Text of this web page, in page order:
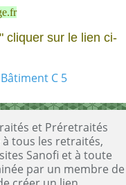
cliquer sur le lien ci-
C 5
et Préretraités
tous les retraités,
Sanofi et à toute
par un membre de